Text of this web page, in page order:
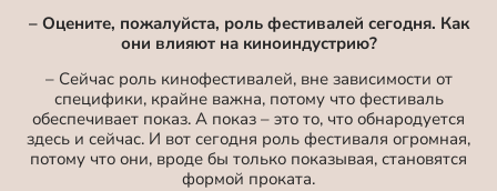
– Оцените, пожалуйста, роль фестивалей сегодня. Как
они влияют на киноиндустрию?
– Сейчас роль кинофестивалей, вне зависимости от
специфики, крайне важна, потому что фестиваль
обеспечивает показ. А показ – это то, что обнародуется
здесь и сейчас. И вот сегодня роль фестиваля огромная,
потому что они, вроде бы только показывая, становятся
формой проката.